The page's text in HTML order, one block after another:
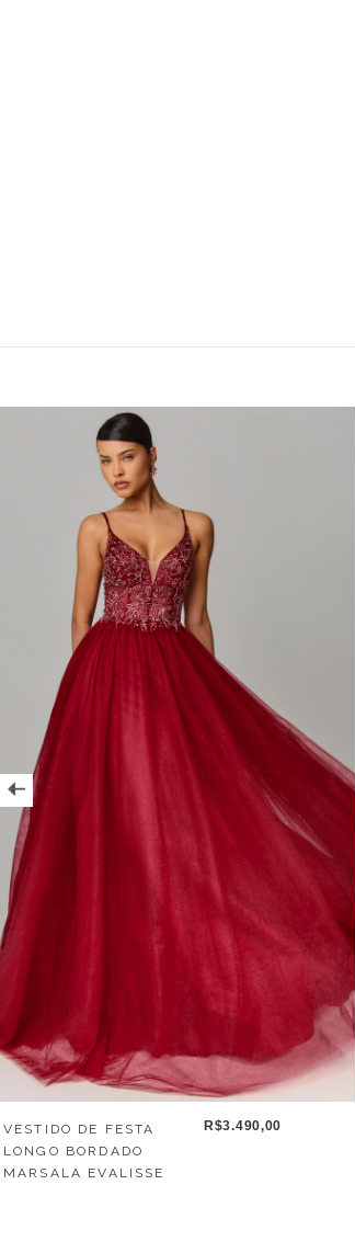
VESTIDO DE FESTA
LONGO BORDADO
MARSALA EVALISSE
R$3.490,00